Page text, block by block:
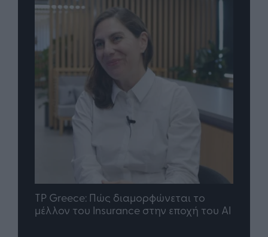
TP Greece: Πώς διαμορφώνεται το
μέλλον του Insurance στην εποχή του AI